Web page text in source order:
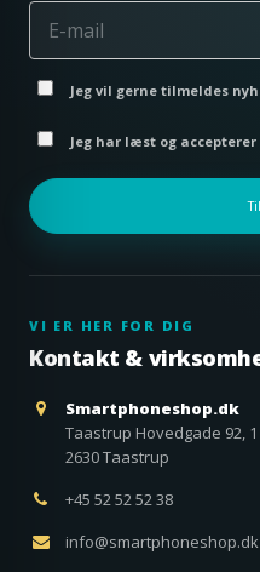
Jeg vil gerne tilmeldes
Jeg har læst og
VI ER HER FOR DIG
Kontakt &
Smartphoneshop.dk
Taastrup Hovedgade 92, 1
2630 Taastrup
+45 52 52 52 38
info@smartphoneshop.dk